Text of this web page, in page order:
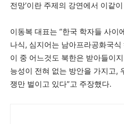
전망’이란 주제의 강연에서 이같
이동복 대표는 “한국 학자들 사이
나식, 심지어는 남아프라공화국
이 중 어느것도 북한은 받아들이
능성이 전혀 없는 방안을 가지고,
쟁만 벌이고 있다”고 주장했다.